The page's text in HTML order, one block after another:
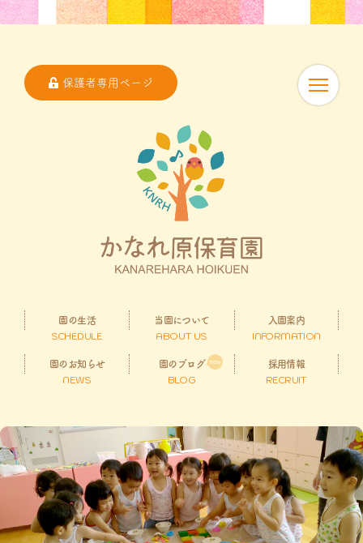
保護者専用ページ
園の生活
SCHEDULE
当園について
ABOUT US
入園案内
INFORMATION
園のお知らせ
NEWS
園のブログ
BLOG
採用情報
RECRUIT